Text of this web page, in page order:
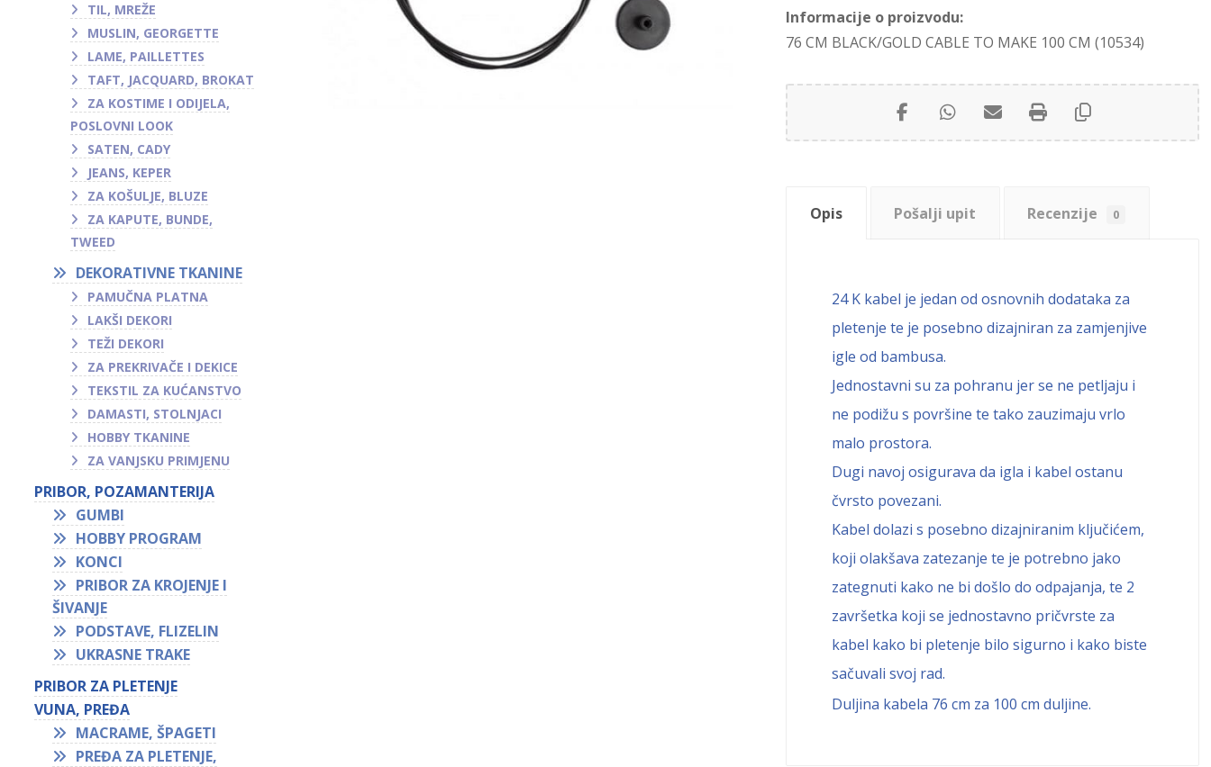
Informacije o proizvodu:
76 CM BLACK/GOLD CABLE TO MAKE 100 CM (10534)
Opis Pošalji upit Recenzije 0
24 K kabel je jedan od osnovnih dodataka za
pletenje te je posebno dizajniran za zamjenjive
igle od bambusa.
Jednostavni su za pohranu jer se ne petljaju i
ne podižu s površine te tako zauzimaju vrlo
malo prostora.
Dugi navoj osigurava da igla i kabel ostanu
čvrsto povezani.
Kabel dolazi s posebno dizajniranim ključićem,
koji olakšava zatezanje te je potrebno jako
zategnuti kako ne bi došlo do odpajanja, te 2
završetka koji se jednostavno pričvrste za
kabel kako bi pletenje bilo sigurno i kako biste
sačuvali svoj rad.
Duljina kabela 76 cm za 100 cm duljine.
TIL, MREŽE
MUSLIN, GEORGETTE
LAME, PAILLETTES
TAFT, JACQUARD, BROKAT
ZA KOSTIME I ODIJELA,
POSLOVNI LOOK
SATEN, CADY
JEANS, KEPER
ZA KOŠULJE, BLUZE
ZA KAPUTE, BUNDE,
TWEED
DEKORATIVNE TKANINE
PAMUČNA PLATNA
LAKŠI DEKORI
TEŽI DEKORI
ZA PREKRIVAČE I DEKICE
TEKSTIL ZA KUĆANSTVO
DAMASTI, STOLNJACI
HOBBY TKANINE
ZA VANJSKU PRIMJENU
PRIBOR, POZAMANTERIJA
GUMBI
HOBBY PROGRAM
KONCI
PRIBOR ZA KROJENJE I
ŠIVANJE
PODSTAVE, FLIZELIN
UKRASNE TRAKE
PRIBOR ZA PLETENJE
VUNA, PREĐA
MACRAME, ŠPAGETI
PREĐA ZA PLETENJE,